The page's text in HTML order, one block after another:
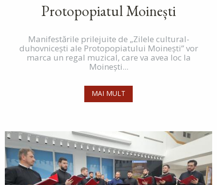
Protopopiatul Moinești
Manifestările prilejuite de „Zilele cultural-
duhovnicești ale Protopopiatului Moinești” vor
marca un regal muzical, care va avea loc la
Moinești...
MAI MULT